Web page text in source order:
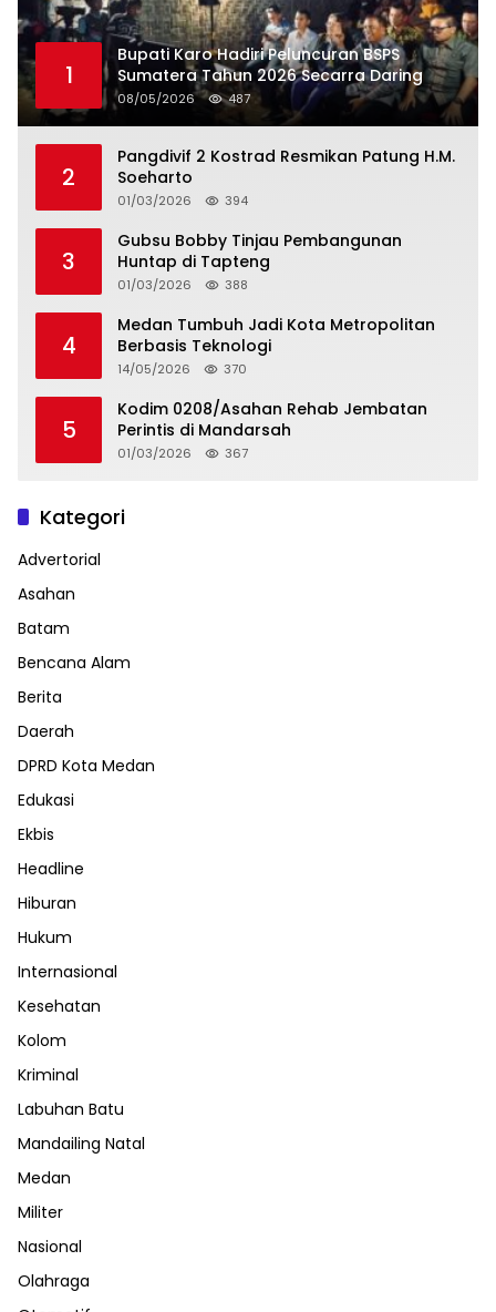
1
Bupati Karo Hadiri Peluncuran BSPS
Sumatera Tahun 2026 Secarra Daring
08/05/2026 487
2
Pangdivif 2 Kostrad Resmikan Patung H.M.
Soeharto
01/03/2026 394
3
Gubsu Bobby Tinjau Pembangunan
Huntap di Tapteng
01/03/2026 388
4
Medan Tumbuh Jadi Kota Metropolitan
Berbasis Teknologi
14/05/2026 370
5
Kodim 0208/Asahan Rehab Jembatan
Perintis di Mandarsah
01/03/2026 367
Kategori
Advertorial
Asahan
Batam
Bencana Alam
Berita
Daerah
DPRD Kota Medan
Edukasi
Ekbis
Headline
Hiburan
Hukum
Internasional
Kesehatan
Kolom
Kriminal
Labuhan Batu
Mandailing Natal
Medan
Militer
Nasional
Olahraga